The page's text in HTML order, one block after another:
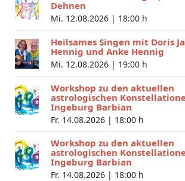
Dehnen
Mi. 12.08.2026 | 18:00 h
Heilsames Singen mit Doris
Hennig und Anke Hennig
Mi. 12.08.2026 | 19:00 h
Workshop zu den aktuellen
astrologischen
Ingeburg Barbian
Fr. 14.08.2026 | 18:00 h
Workshop zu den aktuellen
astrologischen
Ingeburg Barbian
Fr. 14.08.2026 | 18:00 h